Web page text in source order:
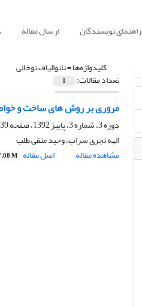
راهنمای نویسندگان ارسال مقاله
کلیدواژه‌ها =نانوالیاف توخالی
تعداد مقالات: 1
مروری بر روش های ساخت و خواص
دوره 3، شماره 3، پاییز 1392، صفحه
39-60
الهه تجری سراب، وحید متقی طلب
مشاهده مقاله
اصل مقاله M